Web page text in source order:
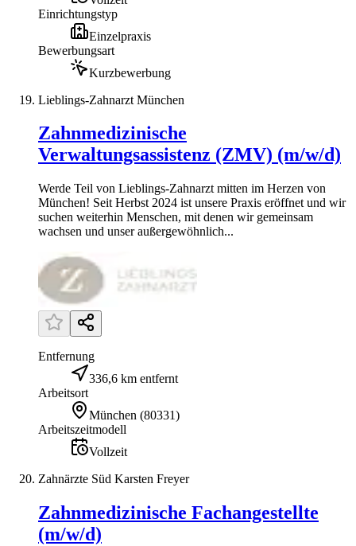
Einrichtungstyp
Einzelpraxis
Bewerbungsart
Kurzbewerbung
Lieblings-Zahnarzt München
Zahnmedizinische
Verwaltungsassistenz (ZMV) (m/w/d)
Werde Teil von Lieblings-Zahnarzt mitten im Herzen von
München! Seit Herbst 2024 ist unsere Praxis eröffnet und wir
suchen weiterhin Menschen, mit denen wir gemeinsam
wachsen und unser außergewöhnlich...
Entfernung
336,6 km entfernt
Arbeitsort
München (80331)
Arbeitszeitmodell
Vollzeit
Zahnärzte Süd Karsten Freyer
Zahnmedizinische Fachangestellte
(m/w/d)